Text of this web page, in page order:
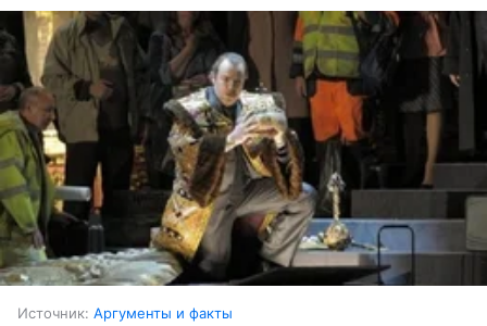
Источник: Аргументы и факты